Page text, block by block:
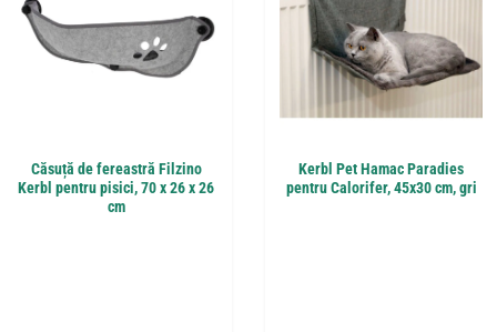
Căsuță de fereastră Filzino
Kerbl pentru pisici, 70 x 26 x 26
cm
Kerbl Pet Hamac Paradies
pentru Calorifer, 45x30 cm, gri